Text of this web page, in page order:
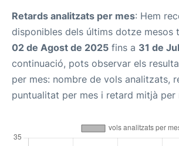
Retards analitzats per mes: Hem
disponibles dels últims dotze mesos
02 de Agost de 2025 fins a 31 de
continuació, pots observar els
per mes: nombre de vols analitzats,
puntualitat per mes i retard mitjà per